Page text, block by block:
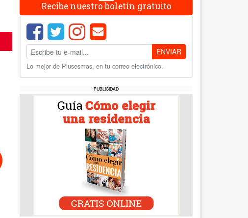
Recibe nuestro boletín gratuito
ENVIAR
Lo mejor de Plusesmas, en tu correo electrónico.
PUBLICIDAD